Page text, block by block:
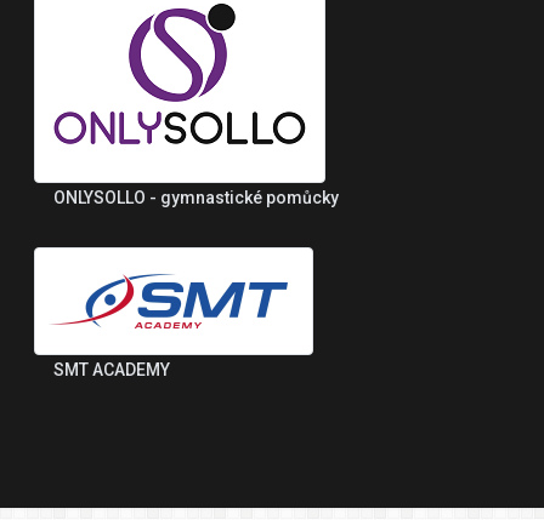
ONLYSOLLO - gymnastické pomůcky
SMT ACADEMY